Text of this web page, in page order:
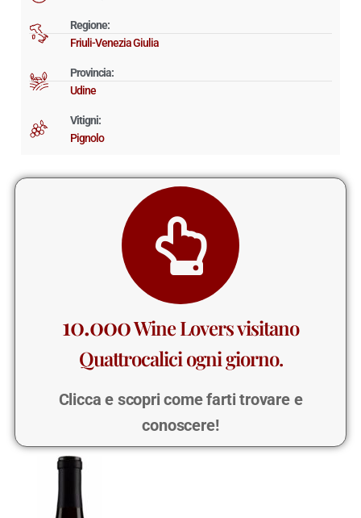
Regione:
Friuli-Venezia Giulia
Provincia:
Udine
Vitigni:
Pignolo
10.000Wine Lovers visitano
Quattrocalici ogni giorno.
Clicca e scopri come farti trovare e
conoscere!